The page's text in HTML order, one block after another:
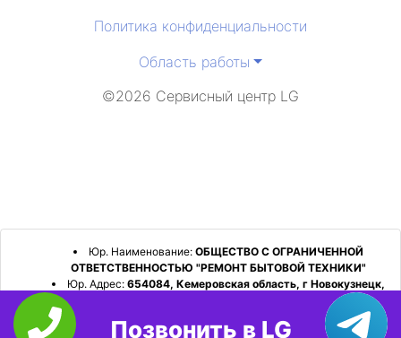
Политика конфиденциальности
Область работы
©2026 Сервисный центр LG
Юр. Наименование: ОБЩЕСТВО С ОГРАНИЧЕННОЙ
ОТВЕТСТВЕННОСТЬЮ "РЕМОНТ БЫТОВОЙ ТЕХНИКИ"
Юр. Адрес: 654084, Кемеровская область, г Новокузнецк,
р-н Орджоникидзевский, пр-кт Шахтеров, д. 31, кв. 2
4253052180 ОГРН: 1224200006128
Позвонить в LG